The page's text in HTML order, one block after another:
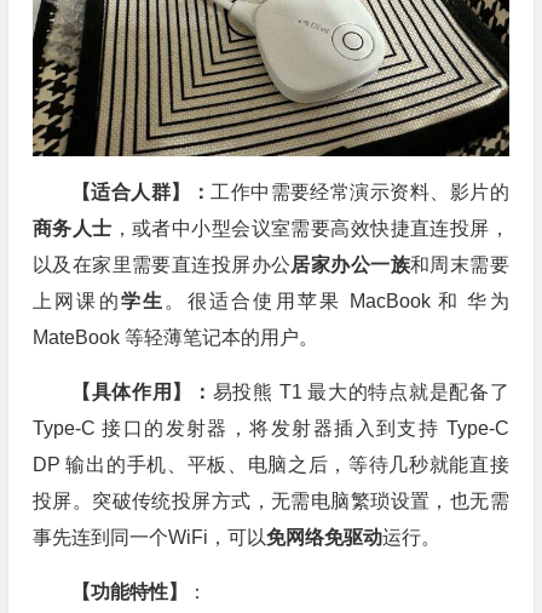
【适合人群】： 工作中需要经常演示资料、影片的
商务人士 ，或者中小型会议室需要高效快捷直连投屏，
以及在家里需要直连投屏办公居家办公一族和周末需要
上网课的学生 。很适合使用苹果 MacBook 和 华为
MateBook 等轻薄笔记本的用户。
【具体作用】： 易投熊 T1 最大的特点就是配备了
Type-C 接口的发射器，将发射器插入到支持 Type-C
DP 输出的手机、平板、电脑之后，等待几秒就能直接
投屏。突破传统投屏方式，无需电脑繁琐设置，也无需
事先连到同一个WiFi，可以免网络免驱动运行。
【功能特性】 ：